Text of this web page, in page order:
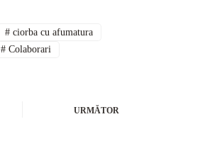
# ciorba cu afumatura
#Colaborari
URMĂTOR